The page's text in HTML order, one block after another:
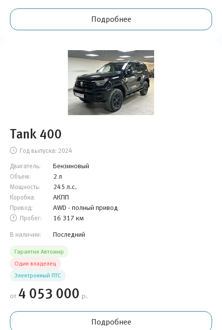
Подробнее
Tank 400
Год выпуска: 2024
Двигатель: Бензиновый
Объем: 2 л
Мощность: 245 л.с.
Коробка: АКПП
Привод: AWD - полный привод
Пробег: 16 317 км
В наличии: Последний
Гарантия Автомир
Один владелец
Электронный ПТС
от 4 053 000 р.
Подробнее